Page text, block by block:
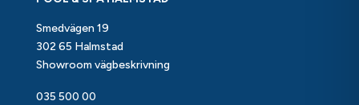
Smedvägen 19
302 65 Halmstad
Showroom vägbeskrivning
035 500 00